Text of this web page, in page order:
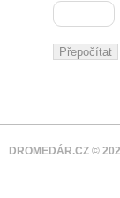
DROMEDÁR.CZ ©